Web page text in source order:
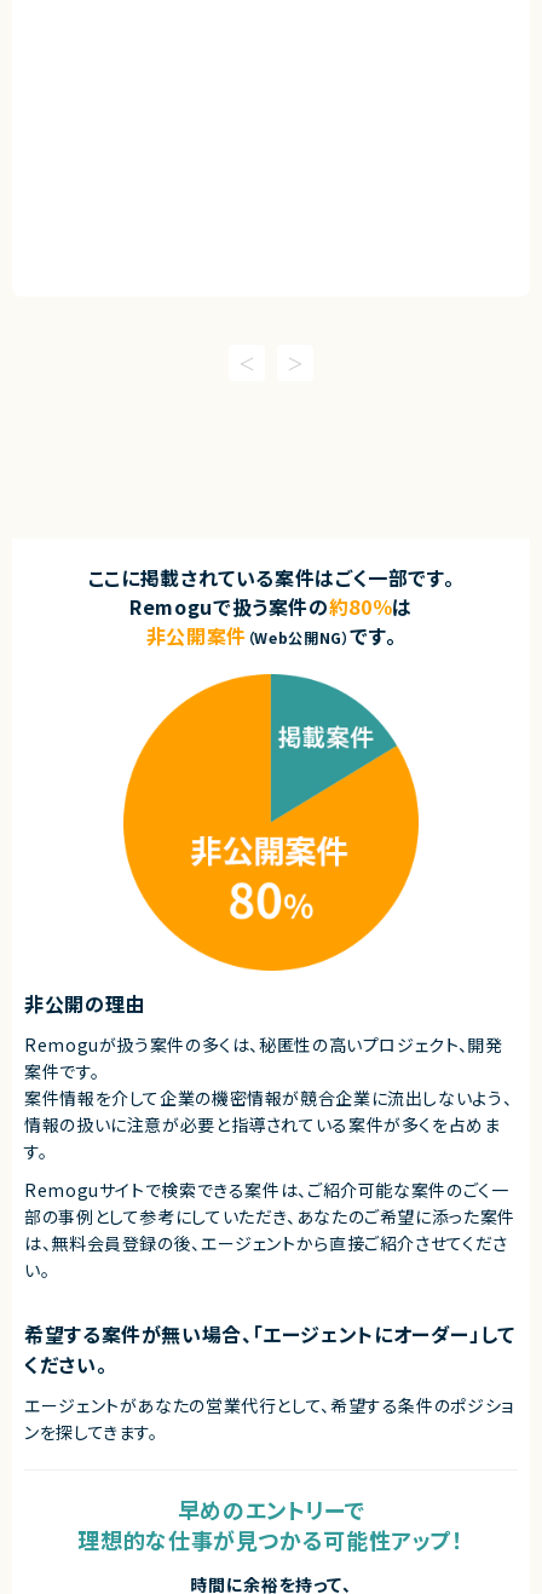
ここに掲載されている案件はごく一部です。
Remoguで扱う案件の約80％は
非公開案件 （Web公開NG）です。
非公開の理由
Remoguが扱う案件の多くは、秘匿性の高いプロジェクト、開発
案件です。
案件情報を介して企業の機密情報が競合企業に流出しないよう、
情報の扱いに注意が必要と指導されている案件が多くを占めま
す。
Remoguサイトで検索できる案件は、ご紹介可能な案件のごく一
部の事例として参考にしていただき、 あなたのご希望に添った案件
は、無料会員登録の後、エージェントから直接ご紹介させてくださ
い。
希望する案件が無い場合、「エージェントにオーダー」して
ください。
エージェントがあなたの営業代行として、希望する条件のポジショ
ンを探してきます。
早めのエントリーで
理想的な仕事が見つかる可能性アップ！
時間に余裕を持って、